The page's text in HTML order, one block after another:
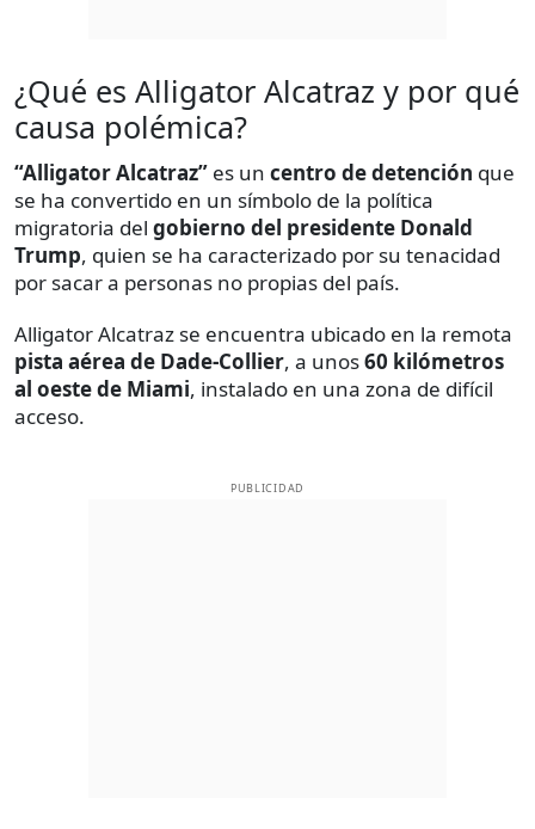
¿Qué es Alligator Alcatraz y por qué
causa polémica?
“Alligator Alcatraz” es un centro de detención que
se ha convertido en un símbolo de la política
migratoria del gobierno del presidente Donald
Trump, quien se ha caracterizado por su tenacidad
por sacar a personas no propias del país.
Alligator Alcatraz se encuentra ubicado en la remota
pista aérea de Dade-Collier, a unos60 kilómetros
al oeste de Miami, instalado en una zona de difícil
acceso.
PUBLICIDAD